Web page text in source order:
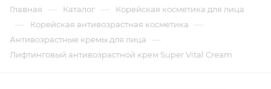
Главная — Каталог — Корейская косметика для лица
— Корейская антивозрастная косметика —
Антивозрастные кремы для лица —
Лифтинговый антивозрастной крем Super Vital Cream